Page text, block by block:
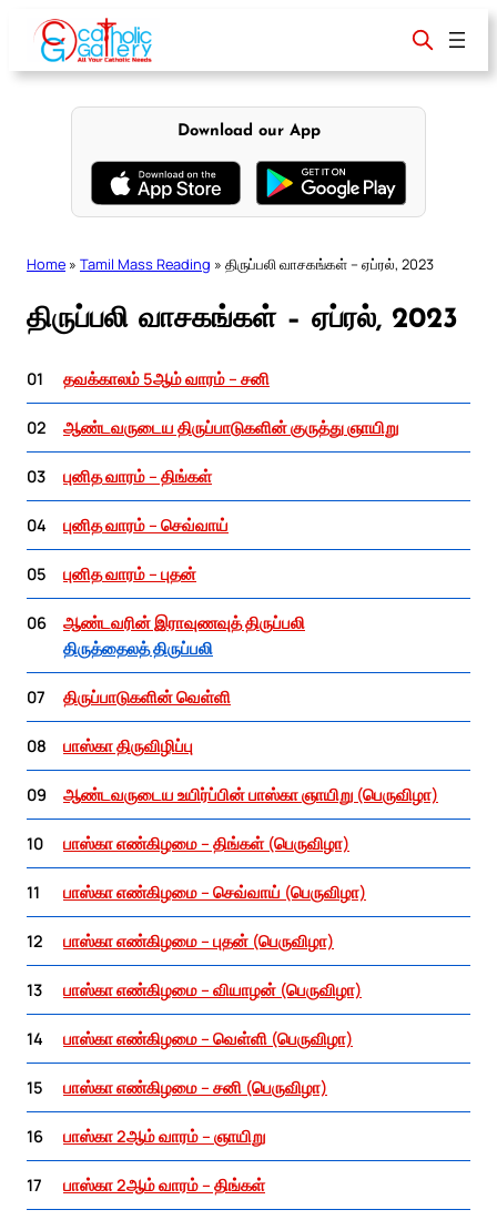
content
Download our App
Home » Tamil Mass Reading » திருப்பலி வாசகங்கள் – ஏப்ரல், 2023
திருப்பலி வாசகங்கள் – ஏப்ரல், 2023
01 தவக்காலம் 5ஆம் வாரம் – சனி
02 ஆண்டவருடைய திருப்பாடுகளின் குருத்து ஞாயிறு
03 புனித வாரம் – திங்கள்
04 புனித வாரம் – செவ்வாய்
05 புனித வாரம் – புதன்
06
ஆண்டவரின் இராவுணவுத் திருப்பலி
திருத்தைலத் திருப்பலி
07 திருப்பாடுகளின் வெள்ளி
08 பாஸ்கா திருவிழிப்பு
09 ஆண்டவருடைய உயிர்ப்பின் பாஸ்கா ஞாயிறு (பெருவிழா)
10 பாஸ்கா எண்கிழமை – திங்கள் (பெருவிழா)
11 பாஸ்கா எண்கிழமை – செவ்வாய் (பெருவிழா)
12 பாஸ்கா எண்கிழமை – புதன் (பெருவிழா)
13 பாஸ்கா எண்கிழமை – வியாழன் (பெருவிழா)
14 பாஸ்கா எண்கிழமை – வெள்ளி (பெருவிழா)
15 பாஸ்கா எண்கிழமை – சனி (பெருவிழா)
16 பாஸ்கா 2ஆம் வாரம் – ஞாயிறு
17 பாஸ்கா 2ஆம் வாரம் – திங்கள்